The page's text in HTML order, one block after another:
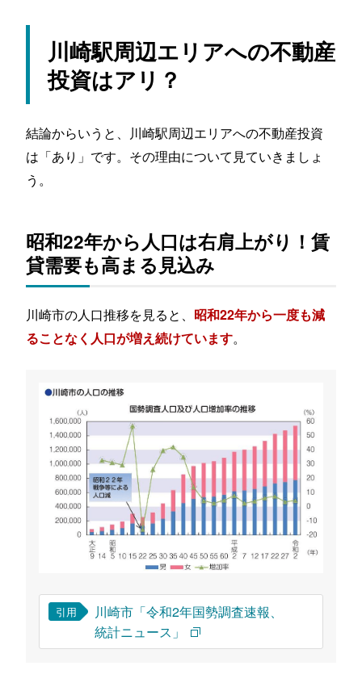
川崎駅周辺エリアへの不動産
投資はアリ？
結論からいうと、川崎駅周辺エリアへの不動産投資
は「あり」です。その理由について見ていきましょ
う。
昭和22年から人口は右肩上がり！賃
貸需要も高まる見込み
川崎市の人口推移を見ると、 昭和22年から一度も減
ることなく人口が増え続けています。
引用
川崎市「令和2年国勢調査速報、
統計ニュース」